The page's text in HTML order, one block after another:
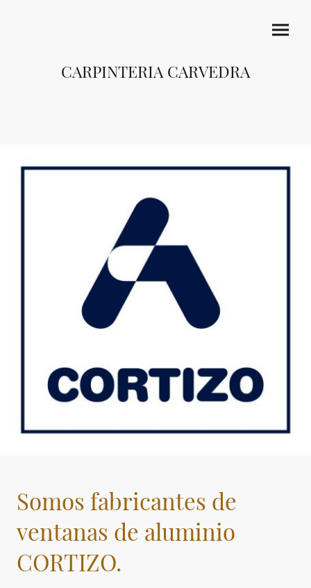
CARPINTERIA CARVEDRA
Somos fabricantes de
ventanas de aluminio
CORTIZO.